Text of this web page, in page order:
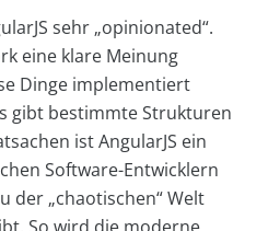
sehr „opinionated“.
eine klare Meinung
Dinge implementiert
gibt bestimmte Strukturen
ist AngularJS ein
Software-Entwicklern
der „chaotischen“ Welt